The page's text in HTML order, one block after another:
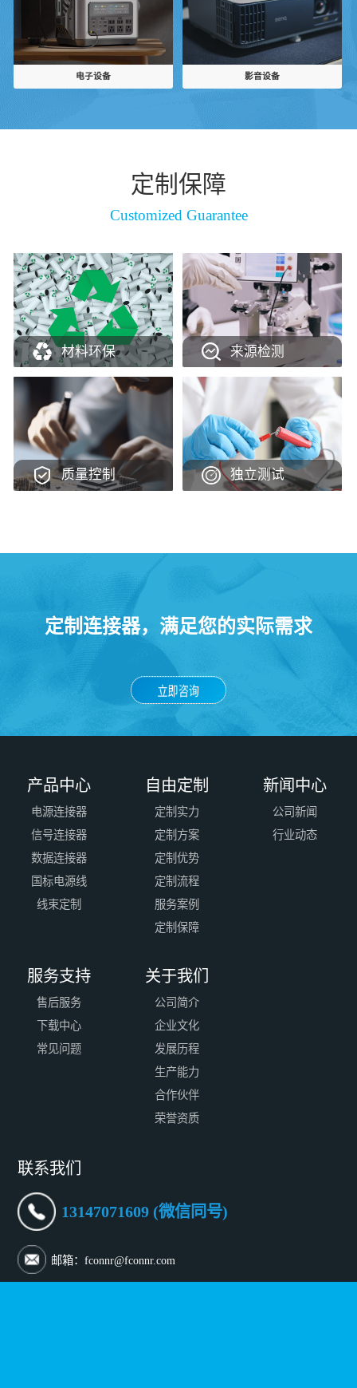
电子设备 影音设备
定制保障
Customized Guarantee
材料环保 来源检测
质量控制 独立测试
定制连接器，满足您的实际需求
立即咨询
产品中心
电源连接器
信号连接器
数据连接器
国标电源线
线束定制
自由定制
定制实力
定制方案
定制优势
定制流程
服务案例
定制保障
新闻中心
公司新闻
行业动态
服务支持
售后服务
下载中心
常见问题
关于我们
公司简介
企业文化
发展历程
生产能力
合作伙伴
荣誉资质
联系我们
13147071609 (微信同号)
邮箱：fconnr@fconnr.com